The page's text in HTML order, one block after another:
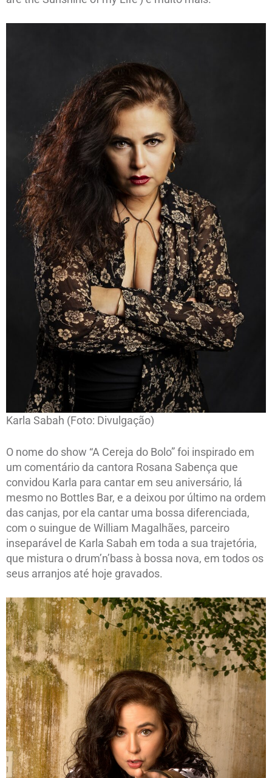
Karla Sabah (Foto: Divulgação)
O nome do show “A Cereja do Bolo” foi inspirado em
um comentário da cantora Rosana Sabença que
convidou Karla para cantar em seu aniversário, lá
mesmo no Bottles Bar, e a deixou por último na ordem
das canjas, por ela cantar uma bossa diferenciada,
com o suingue de William Magalhães, parceiro
inseparável de Karla Sabah em toda a sua trajetória,
que mistura o drum’n’bass à bossa nova, em todos os
seus arranjos até hoje gravados.